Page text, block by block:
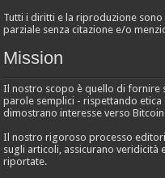
Tutti i diritti e la riproduzione
parziale senza citazione e/o
Mission
Il nostro scopo è quello di
parole semplici - rispettando
dimostrano interesse verso
Il nostro rigoroso processo
sugli articoli, assicurano veridicità
riportate.